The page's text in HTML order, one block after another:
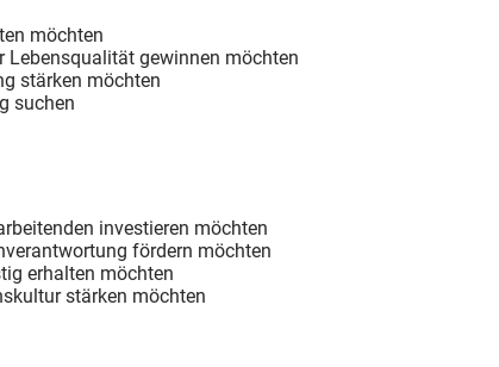
möchten
Lebensqualität gewinnen möchten
stärken möchten
suchen
investieren möchten
fördern möchten
erhalten möchten
stärken möchten